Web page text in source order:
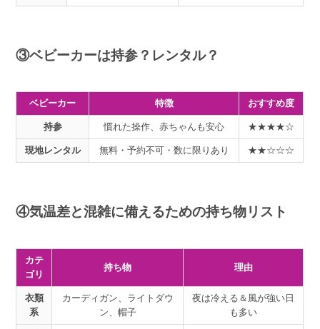
③ベビーカーは持参？レンタル？
ベビーカー 特徴 おすすめ度
持参 慣れた操作、赤ちゃんも安心 ★★★★☆
現地レンタル 無料・予約不可・数に限りあり ★★☆☆☆
④気温差と混雑に備えるための持ち物リスト
カテ
ゴリ
持ち物 理由
衣類
系
カーディガン、ライトダウ
ン、帽子
夜は冷える＆風が強い日
も多い